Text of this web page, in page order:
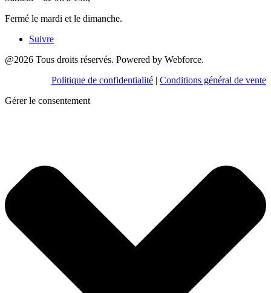
Fermé le mardi et le dimanche.
Suivre
@2026 Tous droits réservés. Powered by Webforce.
Politique de confidentialité | Conditions général de vente
Gérer le consentement